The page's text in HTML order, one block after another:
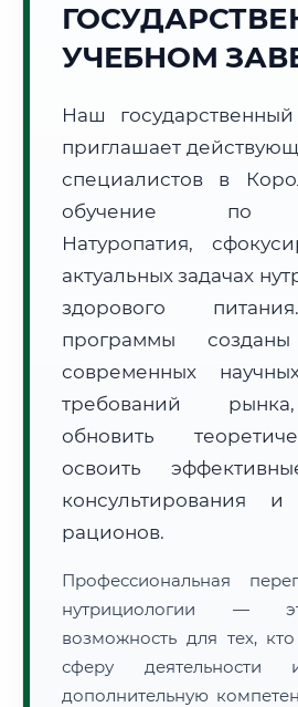
🌅 Восход: 04:50
Субъект:
Часовой пояс:
Формат учебы:
🗺️ Зона обслуживания: г. Королёв
• Маршрут транзита:~2 794 км
📜 Документы и аккредитация
🔍Нажмите на документ для
УЧЕБНОМ
Наш
приглашает
специалистов в
обучение по
Натуропатия,
актуальных задачах
здорового
программы
современных
требований
обновить
освоить
консультирования и
рационов.
Профессиональная
нутрициологии —
возможность для тех,
сферу деятельности
дополнительную